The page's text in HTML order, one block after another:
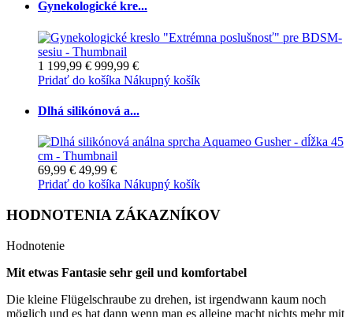
Gynekologické kre...
1 199,99 € 999,99 €
Pridať do košíka Nákupný košík
Dlhá silikónová a...
69,99 € 49,99 €
Pridať do košíka Nákupný košík
HODNOTENIA ZÁKAZNÍKOV
Hodnotenie
Mit etwas Fantasie sehr geil und komfortabel
Die kleine Flügelschraube zu drehen, ist irgendwann kaum noch
möglich und es hat dann wenn man es alleine macht nichts mehr mit